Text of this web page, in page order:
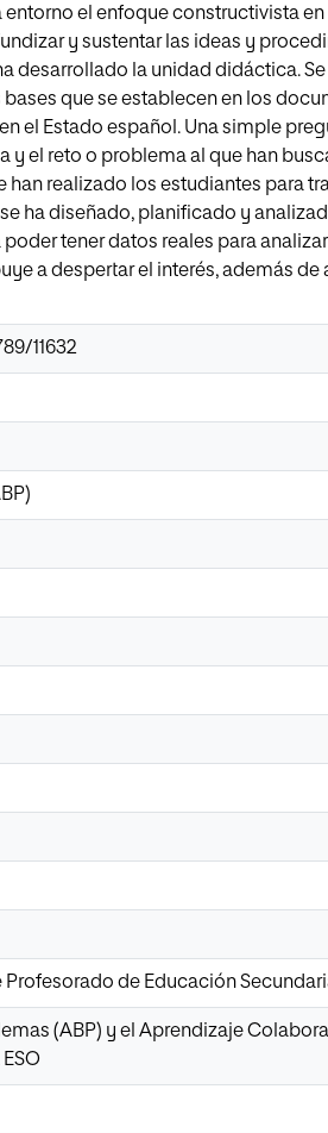
el enfoque constructivista en
y sustentar las ideas y
desarrollado la unidad didáctica.
que se establecen en los
el Estado español. Una simple
y el reto o problema al que han
realizado los estudiantes para
ha diseñado, planificado y
tener datos reales para
a despertar el interés, además
11632
Profesorado de Educación
(ABP) y el Aprendizaje